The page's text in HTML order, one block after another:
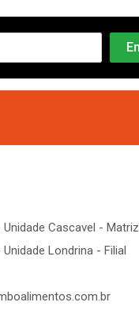
Cascavel - Matriz
Londrina - Filial